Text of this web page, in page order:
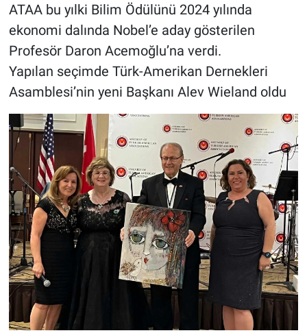
ATAA bu yılki Bilim Ödülünü 2024 yılında
ekonomi dalında Nobel’e aday gösterilen
Profesör Daron Acemoğlu’na verdi.
Yapılan seçimde Türk-Amerikan Dernekleri
Asamblesi’nin yeni Başkanı Alev Wieland oldu